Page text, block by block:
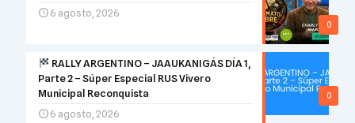
0
6 agosto, 2026
0
RALLY ARGENTINO – JAAUKANIGÁS DÍA 1,
Parte 2 – Súper Especial RUS Vivero
Municipal Reconquista
6 agosto, 2026